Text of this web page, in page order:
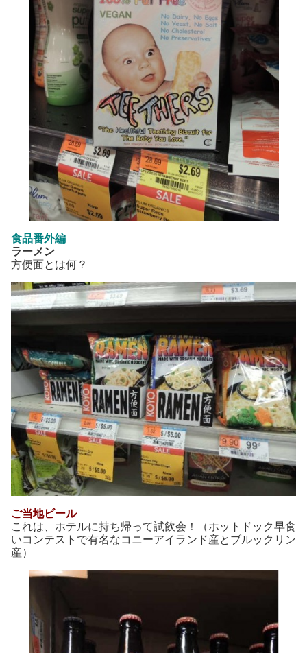
食品番外編
ラーメン
方便面とは何？
ご当地ビール
これは、ホテルに持ち帰って試飲会！（ホットドック早食
いコンテストで有名なコニーアイランド産とブルックリン
産）